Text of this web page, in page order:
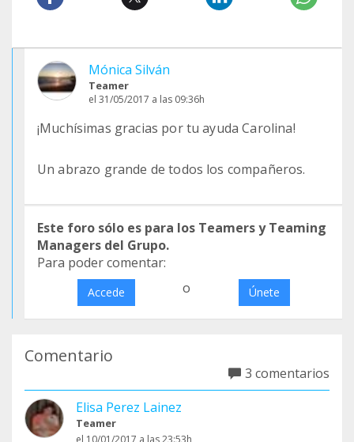
Mónica Silván
Teamer
el 31/05/2017 a las 09:36h
¡Muchísimas gracias por tu ayuda Carolina!
Un abrazo grande de todos los compañeros.
Este foro sólo es para los Teamers y Teaming
Managers del Grupo.
Para poder comentar:
Accede o Únete
Comentario
3 comentarios
Elisa Perez Lainez
Teamer
el 10/01/2017 a las 23:53h